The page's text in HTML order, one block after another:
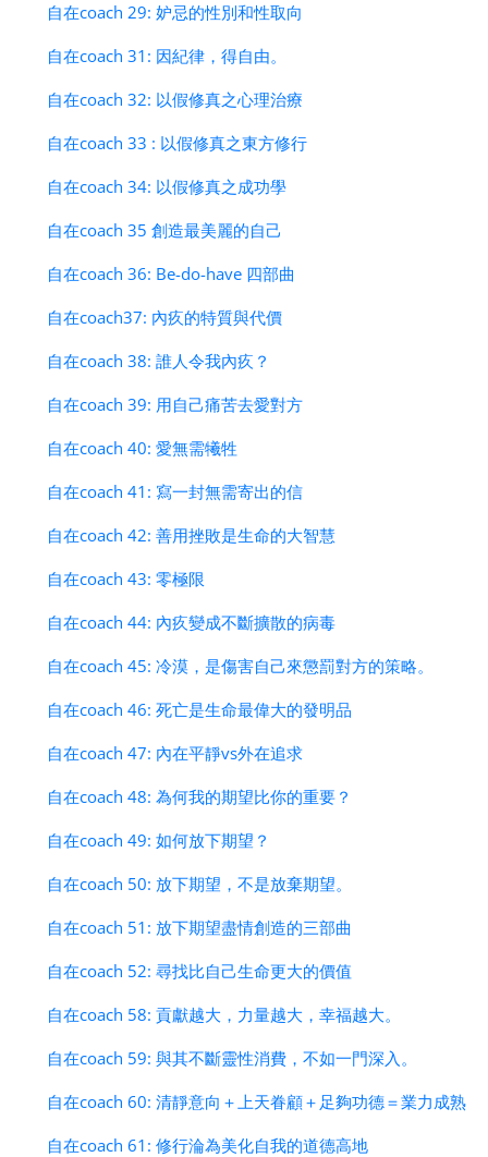
自在coach 29: 妒忌的性別和性取向
自在coach 31: 因紀律，得自由。
自在coach 32: 以假修真之心理治療
自在coach 33 : 以假修真之東方修行
自在coach 34: 以假修真之成功學
自在coach 35 創造最美麗的自己
自在coach 36: Be-do-have 四部曲
自在coach37: 內疚的特質與代價
自在coach 38: 誰人令我內疚？
自在coach 39: 用自己痛苦去愛對方
自在coach 40: 愛無需犧牲
自在coach 41: 寫一封無需寄出的信
自在coach 42: 善用挫敗是生命的大智慧
自在coach 43: 零極限
自在coach 44: 內疚變成不斷擴散的病毒
自在coach 45: 冷漠，是傷害自己來懲罰對方的策略。
自在coach 46: 死亡是生命最偉大的發明品
自在coach 47: 內在平靜vs外在追求
自在coach 48: 為何我的期望比你的重要？
自在coach 49: 如何放下期望？
自在coach 50: 放下期望，不是放棄期望。
自在coach 51: 放下期望盡情創造的三部曲
自在coach 52: 尋找比自己生命更大的價值
自在coach 58: 貢獻越大，力量越大，幸福越大。
自在coach 59: 與其不斷靈性消費，不如一門深入。
自在coach 60: 清靜意向＋上天眷顧＋足夠功德＝業力成熟
自在coach 61: 修行淪為美化自我的道德高地